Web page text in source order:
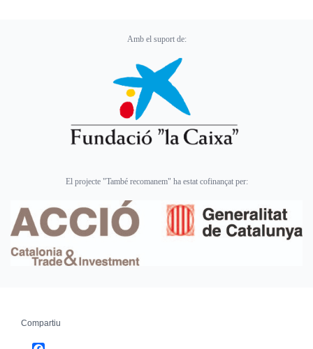
Amb el suport de:
El projecte "També recomanem" ha estat cofinançat per:
Compartiu